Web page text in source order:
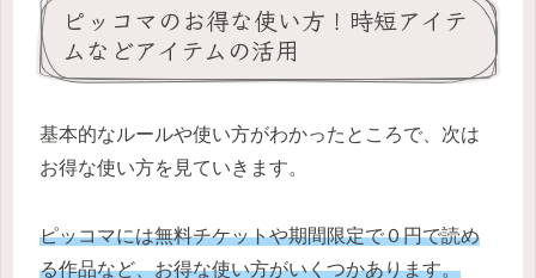
ピッコマのお得な使い方！時短アイテ
ムなどアイテムの活用
基本的なルールや使い方がわかったところで、次は
お得な使い方を見ていきます。
ピッコマには無料チケットや期間限定で０円で読め
る作品など、お得な使い方がいくつかあります。